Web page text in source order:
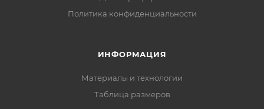
Политика конфиденциальности
ИНФОРМАЦИЯ
Материалы и технологии
Таблица размеров